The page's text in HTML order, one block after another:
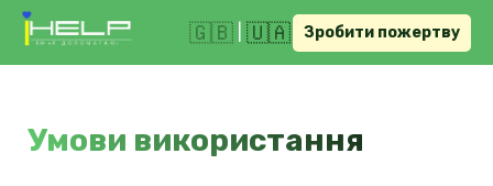
🇬🇧 🇺🇦 Зробити пожертву
Умови використання